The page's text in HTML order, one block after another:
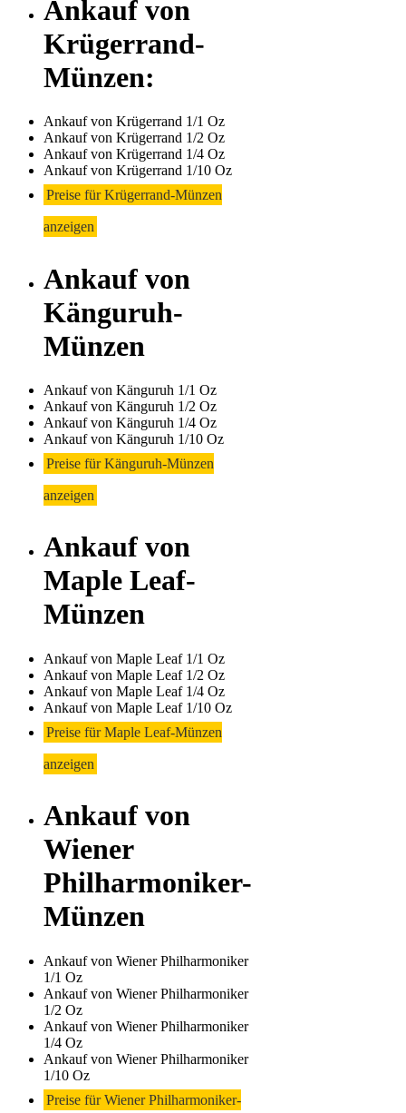
Ankauf von
Krügerrand-
Münzen:
Ankauf von Krügerrand 1/1 Oz
Ankauf von Krügerrand 1/2 Oz
Ankauf von Krügerrand 1/4 Oz
Ankauf von Krügerrand 1/10 Oz
Preise für Krügerrand-Münzen
anzeigen
Ankauf von
Känguruh-
Münzen
Ankauf von Känguruh 1/1 Oz
Ankauf von Känguruh 1/2 Oz
Ankauf von Känguruh 1/4 Oz
Ankauf von Känguruh 1/10 Oz
Preise für Känguruh-Münzen
anzeigen
Ankauf von
Maple Leaf-
Münzen
Ankauf von Maple Leaf 1/1 Oz
Ankauf von Maple Leaf 1/2 Oz
Ankauf von Maple Leaf 1/4 Oz
Ankauf von Maple Leaf 1/10 Oz
Preise für Maple Leaf-Münzen
anzeigen
Ankauf von
Wiener
Philharmoniker-
Münzen
Ankauf von Wiener Philharmoniker
1/1 Oz
Ankauf von Wiener Philharmoniker
1/2 Oz
Ankauf von Wiener Philharmoniker
1/4 Oz
Ankauf von Wiener Philharmoniker
1/10 Oz
Preise für Wiener Philharmoniker-